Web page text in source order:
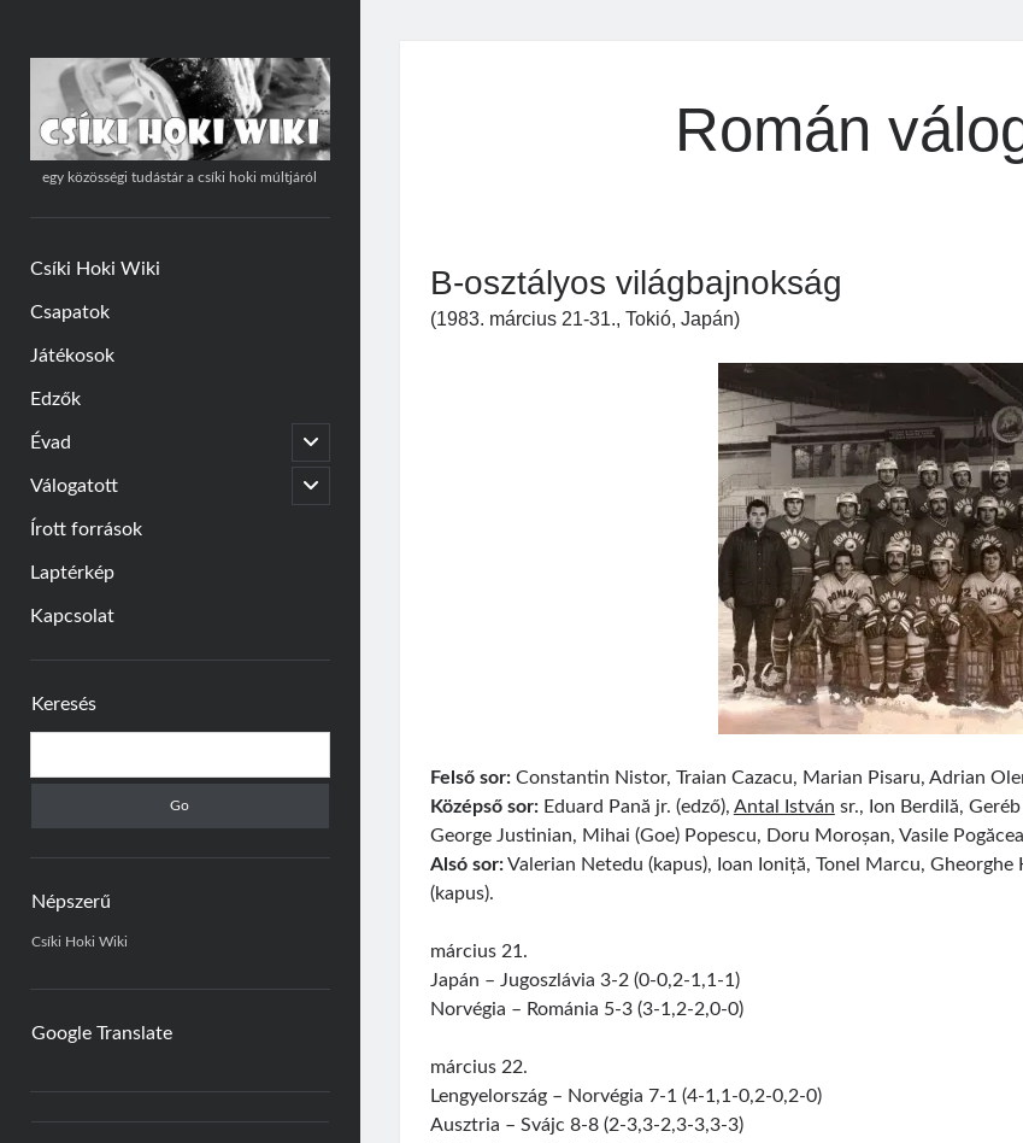
Csíki
Hoki
Wiki
egy közösségi tudástár a csíki hoki múltjáról
Csíki Hoki Wiki
Csapatok
Játékosok
Edzők
Évad
open
child
menu
Válogatott
open
child
Írott források
Laptérkép
Kapcsolat
Keresés
Népszerű
Csíki Hoki Wiki
Google Translate
Román
B-osztályos világbajnokság
(1983. március 21-31., Tokió, Japán)
Felső sor:Constantin Nistor, Traian Cazacu, Marian Pisaru, Adrian
Középső sor:Eduard Pană jr. (edző), Antal István sr., Ion Berdilă,
George Justinian, Mihai (Goe) Popescu, Doru Moroșan, Vasile
Alsó sor:Valerian Netedu (kapus), Ioan Ioniță, Tonel Marcu, Gheorghe
(kapus).
március 21.
Japán – Jugoszlávia 3-2 (0-0,2-1,1-1)
Norvégia – Románia 5-3 (3-1,2-2,0-0)
március 22.
Lengyelország – Norvégia 7-1 (4-1,1-0,2-0,2-0)
Ausztria – Svájc 8-8 (2-3,3-2,3-3,3-3)